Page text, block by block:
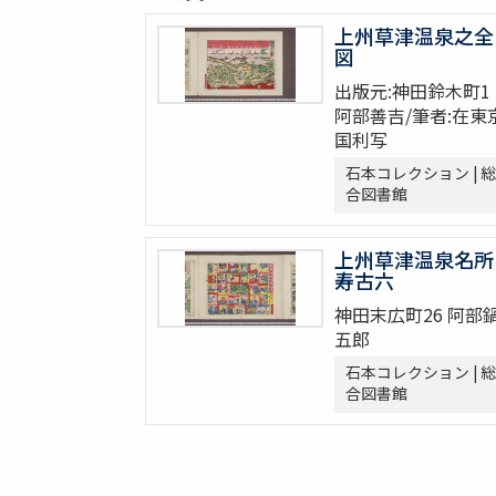
上州草津温泉之全
図
出版元:神田鈴木町1
阿部善吉/筆者:在東
国利写
石本コレクション | 総
合図書館
上州草津温泉名所
寿古六
神田末広町26 阿部
五郎
石本コレクション | 総
合図書館